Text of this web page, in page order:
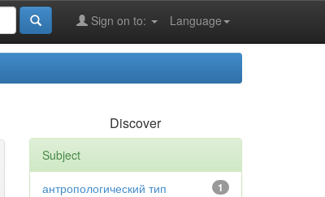
Language
Sign on to:
Discover
Subject
1
антропологический тип